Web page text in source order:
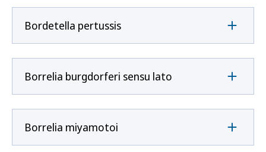
Bordetella pertussis
Borrelia burgdorferi sensu lato
Borrelia miyamotoi